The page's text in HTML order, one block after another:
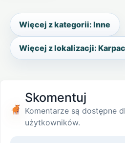
Więcej z kategorii: Inne
Więcej z lokalizacji:
Skomentuj
Komentarze są dostępne
użytkowników.